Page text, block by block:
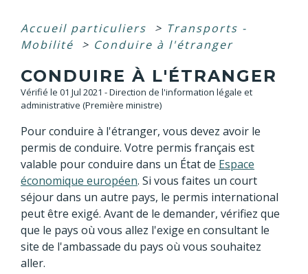
Accueil particuliers > Transports -
Mobilité
> Conduire à l'étranger
CONDUIRE À L'ÉTRANGER
Vérifié le 01 Jul 2021 - Direction de l'information légale et
administrative (Première ministre)
Pour conduire à l'étranger, vous devez avoir le
permis de conduire. Votre permis français est
valable pour conduire dans un État de Espace
économique européen. Si vous faites un court
séjour dans un autre pays, le permis international
peut être exigé. Avant de le demander, vérifiez que
que le pays où vous allez l'exige en consultant le
site de l'ambassade du pays où vous souhaitez
aller.